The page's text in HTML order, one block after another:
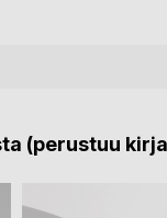
(perustuu